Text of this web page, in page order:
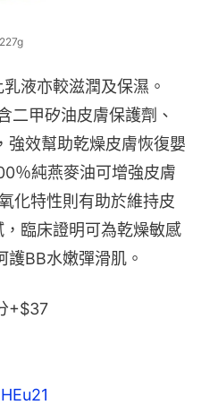
液亦較滋潤及保濕。
二甲矽油皮膚保護劑、
強效幫助乾燥皮膚恢復嬰
％純燕麥油可增強皮膚
化特性則有助於維持皮
臨床證明可為乾燥敏感
BB水嫩彈滑肌。
+$37